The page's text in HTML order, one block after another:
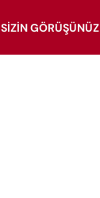
SIZIN GÖRÜŞÜNÜZ